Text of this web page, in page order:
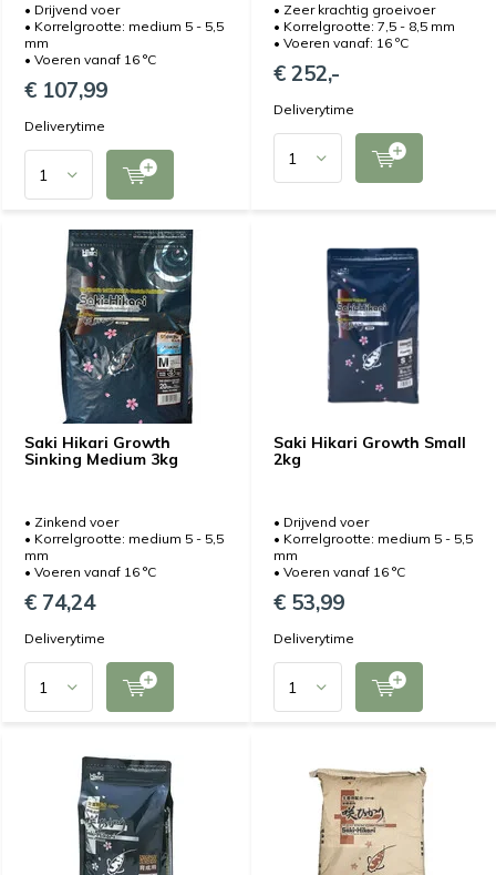
• Drijvend voer
• Korrelgrootte: medium 5 - 5,5
mm
• Voeren vanaf 16 °C
€ 107,99
Deliverytime
• Zeer krachtig groeivoer
• Korrelgrootte: 7,5 - 8,5 mm
• Voeren vanaf: 16 ºC
€ 252,-
Deliverytime
Saki Hikari Growth
Sinking Medium 3kg
• Zinkend voer
• Korrelgrootte: medium 5 - 5,5
mm
• Voeren vanaf 16 °C
€ 74,24
Deliverytime
Saki Hikari Growth Small
2kg
• Drijvend voer
• Korrelgrootte: medium 5 - 5,5
mm
• Voeren vanaf 16 °C
€ 53,99
Deliverytime